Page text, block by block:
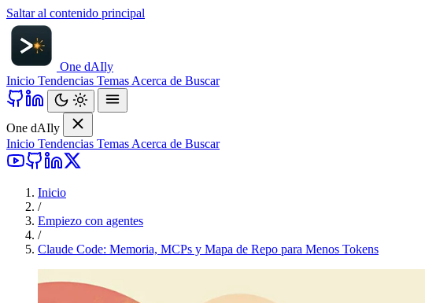
Saltar al contenido principal
One dAIly
Inicio Tendencias Temas Acerca de Buscar
One dAIly
Inicio Tendencias Temas Acerca de Buscar
Inicio
/
Empiezo con agentes
/
Claude Code: Memoria, MCPs y Mapa de Repo para Menos Tokens